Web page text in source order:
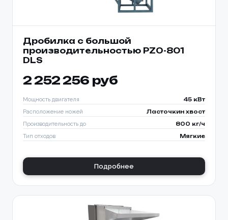
Дробилка с большой
производительностью PZO-801
DLS
2 252 256 руб
Мощность двигателя 45 кВт
Расположение ножей Ласточкин хвост
Производительность до 800 кг/ч
Тип отходов Мягкие
Подробнее